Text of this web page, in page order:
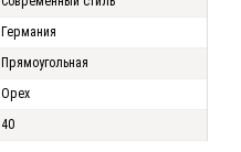
Германия
Прямоугольная
Орех
40